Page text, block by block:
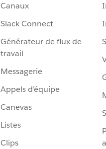
Canaux
Slack Connect
Générateur de flux de
travail
Messagerie
Appels d’équipe
Canevas
Listes
Clips